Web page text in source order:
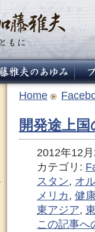
Home
開発途上
2012年12
カテゴリ:
スタン, オ
メリカ, 健
東アジア,
この記事へ